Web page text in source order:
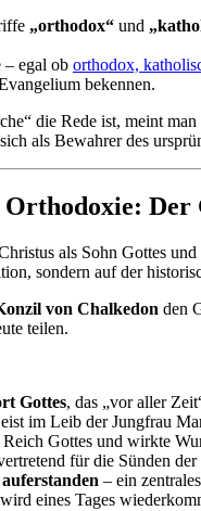
„orthodox“ und
– egal ob orthodox,
bekennen.
die Rede ist, meint
als Bewahrer des
Orthodoxie:
als Sohn Gottes
sondern auf der
von Chalkedon den
teilen.
Gottes, das „vor aller
im Leib der Jungfrau
Gottes und wirkte
für die Sünden
– ein
eines Tages